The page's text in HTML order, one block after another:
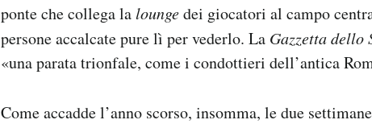
ponte che collega laloungedei giocatori al campo
persone accalcate pure lì per vederlo. La Gazzetta dello
«una parata trionfale, come i condottieri dell’antica
Come accadde l’anno scorso, insomma, le due